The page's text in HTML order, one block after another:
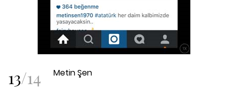
13/14 Metin Şen